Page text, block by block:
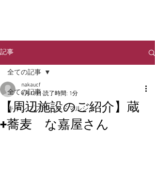
記事
全ての記事
キャンプフィールドマルシェ
全ての記事
【周辺施設のご紹介】蔵
+蕎麦 な嘉屋さん
nakaucf
6月18日 読了時間: 1分